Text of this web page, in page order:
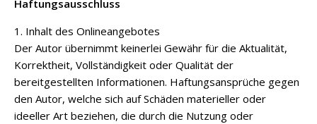
Haftungsausschluss
1. Inhalt des Onlineangebotes
Der Autor übernimmt keinerlei Gewähr für die Aktualität,
Korrektheit, Vollständigkeit oder Qualität der
bereitgestellten Informationen. Haftungsansprüche gegen
den Autor, welche sich auf Schäden materieller oder
ideeller Art beziehen, die durch die Nutzung oder